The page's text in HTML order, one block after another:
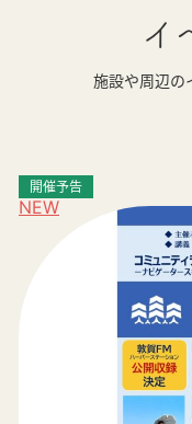
イ
施設や周辺の
NEW
開催予告